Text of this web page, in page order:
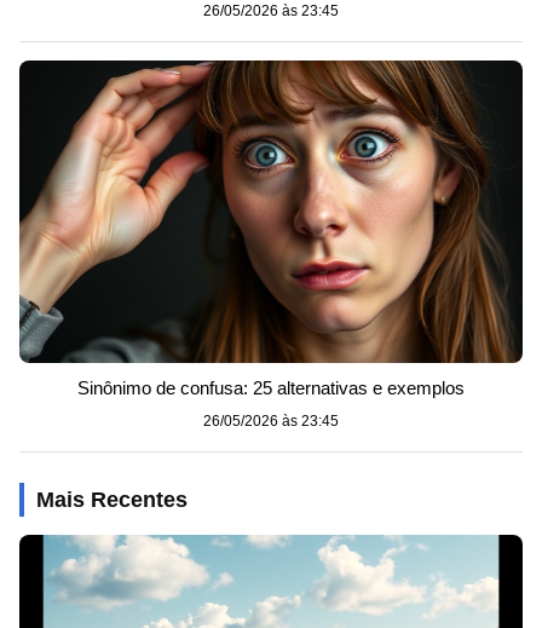
26/05/2026 às 23:45
Sinônimo de confusa: 25 alternativas e exemplos
26/05/2026 às 23:45
Mais Recentes